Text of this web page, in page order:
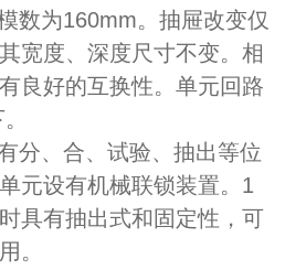
数为160mm。抽屉改变仅
宽度、深度尺寸不变。相
良好的互换性。单元回路
分、合、试验、抽出等位
元设有机械联锁装置。1
具有抽出式和固定性，可
。